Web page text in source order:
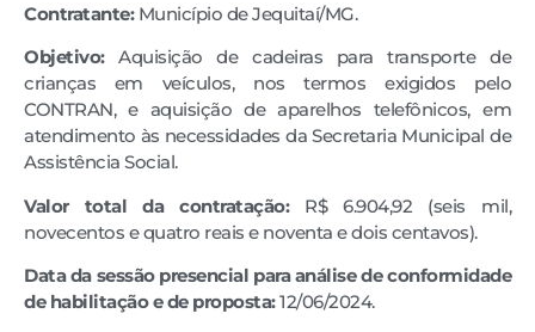
Contratante:Município de Jequitaí/MG.
Objetivo:Aquisição de cadeiras para transporte de
crianças em veículos, nos termos exigidos pelo
CONTRAN, e aquisição de aparelhos telefônicos, em
atendimento às necessidades da Secretaria Municipal de
Assistência Social.
Valor total da contratação:R$ 6.904,92 (seis mil,
novecentos e quatro reais e noventa e dois centavos).
Data da sessão presencial para análise de conformidade
de habilitação e de proposta:12/06/2024.